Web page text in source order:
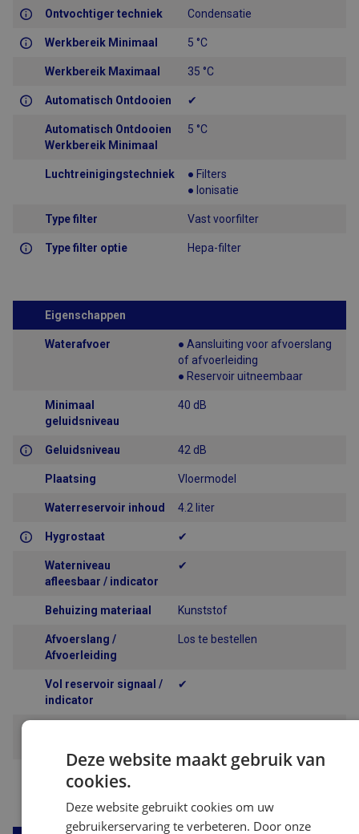
Ontvochtiger techniek Condensatie
Werkbereik Minimaal 5 °C
Werkbereik Maximaal 35 °C
Automatisch Ontdooien ✔
Automatisch Ontdooien
Werkbereik Minimaal
5 °C
Luchtreinigingstechniek
● Filters
● Ionisatie
Type filter Vast voorfilter
Type filter optie Hepa-filter
Eigenschappen
Waterafvoer
● Aansluiting voor afvoerslang
of afvoerleiding
● Reservoir uitneembaar
Minimaal
geluidsniveau
40 dB
Geluidsniveau 42 dB
Plaatsing Vloermodel
Waterreservoir inhoud 4.2 liter
Hygrostaat ✔
Waterniveau
afleesbaar / indicator
✔
Behuizing materiaal Kunststof
Afvoerslang /
Afvoerleiding
Los te bestellen
Vol reservoir signaal /
indicator
✔
Keurmerk
Deze website maakt gebruik van
cookies.
Deze website gebruikt cookies om uw
gebruikerservaring te verbeteren. Door onze